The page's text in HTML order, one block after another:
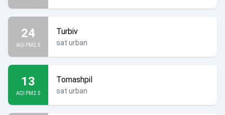
24
AQI PM2.5
Turbiv
sat urban
13
AQI PM2.5
Tomashpil
sat urban